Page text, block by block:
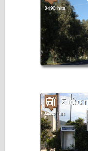
3490 hits
3486 hits